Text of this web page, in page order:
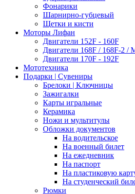
Фонарики
Шарнирно-губцевый
Щетки и кисти
Моторы Лифан
Двигатели 152F - 160F
Двигатели 168F / 168F-2
Двигатели 170F - 192F
Мототехника
Подарки | Сувениры
Брелоки | Ключницы
Зажигалки
Карты игральные
Керамика
Ножи и мультитулы
Обложки документов
На водительское
На военный билет
На ежедневник
На паспорт
На пластиковую
На студенческий
Рюмки